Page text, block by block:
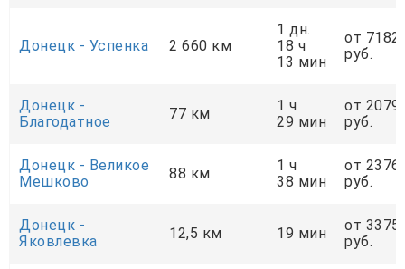
Донецк - Успенка 2 660 км
1 дн.
18 ч
13 мин
от
руб.
Донецк -
Благодатное
77 км
1 ч
29 мин
от 2079
руб.
Донецк - Великое
Мешково
88 км
1 ч
38 мин
от 2376
руб.
Донецк -
Яковлевка
12,5 км 19 мин
от 3375
руб.